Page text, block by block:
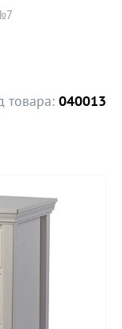
товара: 040013